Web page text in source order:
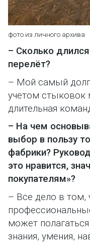
фото из личного архива
– Сколько
перелёт?
– Мой самый
учетом
длительная
– На чем
выбор в пользу
фабрики?
это нравится,
покупателям»?
– Все дело в том,
может
знания, умения,